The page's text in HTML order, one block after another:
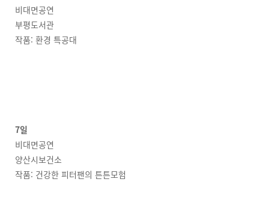
비대면공연
부평도서관
작품: 환경 특공대
7일
비대면공연
양산시보건소
작품: 건강한 피터팬의 튼튼모험